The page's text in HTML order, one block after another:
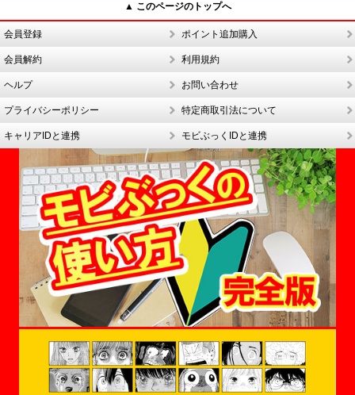
▲ このページのトップへ
会員登録 ポイント追加購入
会員解約 利用規約
ヘルプ お問い合わせ
プライバシーポリシー 特定商取引法について
キャリアIDと連携 モビぶっくIDと連携